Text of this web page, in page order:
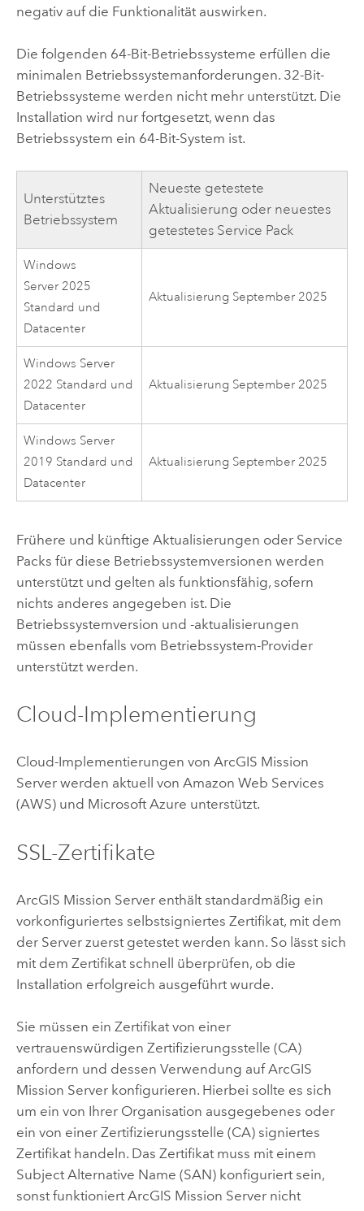
negativ auf die Funktionalität auswirken.
Die folgenden 64-Bit-Betriebssysteme erfüllen die
minimalen Betriebssystemanforderungen. 32-Bit-
Betriebssysteme werden nicht mehr unterstützt. Die
Installation wird nur fortgesetzt, wenn das
Betriebssystem ein 64-Bit-System ist.
Unterstütztes
Betriebssystem
Neueste getestete
Aktualisierung oder neuestes
getestetes Service Pack
Windows
Server 2025
Standard und
Datacenter
Aktualisierung September 2025
Windows Server
2022 Standard und
Datacenter
Aktualisierung September 2025
Windows Server
2019 Standard und
Datacenter
Aktualisierung September 2025
Frühere und künftige Aktualisierungen oder Service
Packs für diese Betriebssystemversionen werden
unterstützt und gelten als funktionsfähig, sofern
nichts anderes angegeben ist. Die
Betriebssystemversion und -aktualisierungen
müssen ebenfalls vom Betriebssystem-Provider
unterstützt werden.
Cloud-Implementierung
Cloud-Implementierungen von ArcGIS Mission
Serverwerden aktuell von Amazon Web Services
(AWS)und Microsoft Azure unterstützt.
SSL-Zertifikate
ArcGIS Mission Serverenthält standardmäßig ein
vorkonfiguriertes selbstsigniertes Zertifikat, mit dem
der Server zuerst getestet werden kann. So lässt sich
mit dem Zertifikat schnell überprüfen, ob die
Installation erfolgreich ausgeführt wurde.
Sie müssen ein Zertifikat von einer
vertrauenswürdigen Zertifizierungsstelle (CA)
anfordern und dessen Verwendung aufArcGIS
Mission Serverkonfigurieren. Hierbei sollte es sich
um ein von Ihrer Organisation ausgegebenes oder
ein von einer Zertifizierungsstelle (CA) signiertes
Zertifikat handeln. Das Zertifikat muss mit einem
Subject Alternative Name (SAN) konfiguriert sein,
sonst funktioniert ArcGIS Mission Servernicht